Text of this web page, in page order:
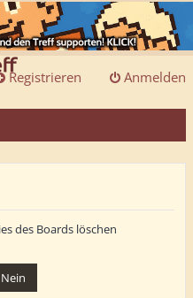
Anmelden
Registrieren
des Boards löschen